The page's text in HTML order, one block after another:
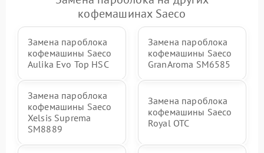
кофемашинах Saeco
Замена пароблока
кофемашины Saeco
Aulika Evo Top HSC
Замена пароблока
кофемашины Saeco
GranAroma SM6585
Замена пароблока
кофемашины Saeco
Xelsis Suprema
SM8889
Замена пароблока
кофемашины Saeco
Royal OTC